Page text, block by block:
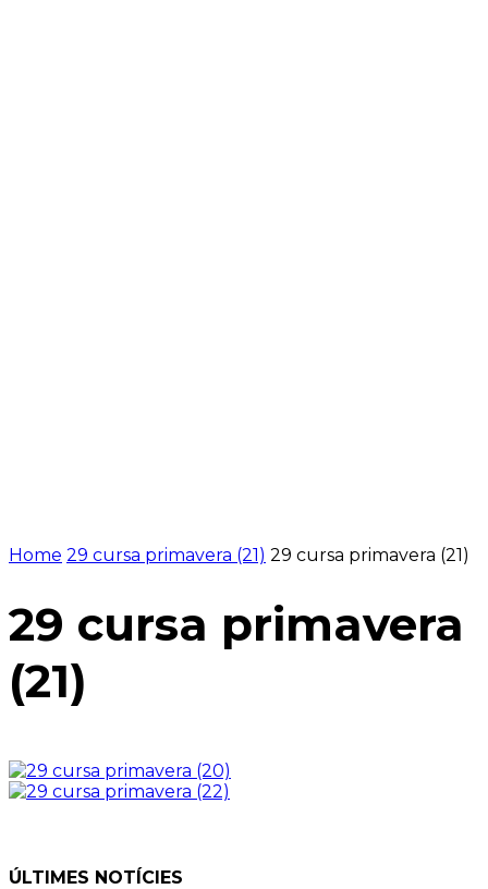
Home 29 cursa primavera (21) 29 cursa primavera (21)
29 cursa primavera
(21)
ÚLTIMES NOTÍCIES